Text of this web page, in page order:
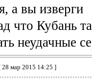
а вы изверги
что Кубань
неудачные
28 мар 2015 14:25 ]